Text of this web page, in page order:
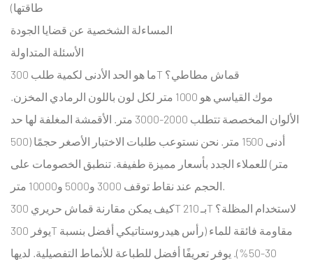
طاقتها)
المساءلة الشخصية عن قضايا الجودة
الأسئلة المتداولة
ما هو الحد الأدنى لكمية طلب 300T قماش مطاطي؟
موك القياسي هو 1000 متر لكل لون باللون الرمادي المخزن.
الألوان المخصصة تتطلب 2000-3000 متر. الأقمشة المغلفة لها حد
أدنى 1500 متر. نحن نستوعب طلبات الاختبار الأصغر حجمًا (500
متر) للعملاء الجدد بأسعار مميزة طفيفة. تنطبق الخصومات على
الحجم عند نقاط توقف 3000 و5000 و10000 متر.
كيف يمكن مقارنة قماش حريري 300T بـ 210T لاستخدام المظلة؟
يوفر 300T مقاومة فائقة للماء (رأس هيدروستاتيكي أفضل بنسبة
30-50%). يوفر تعريفًا أفضل للطباعة للأنماط التفصيلية. لديها